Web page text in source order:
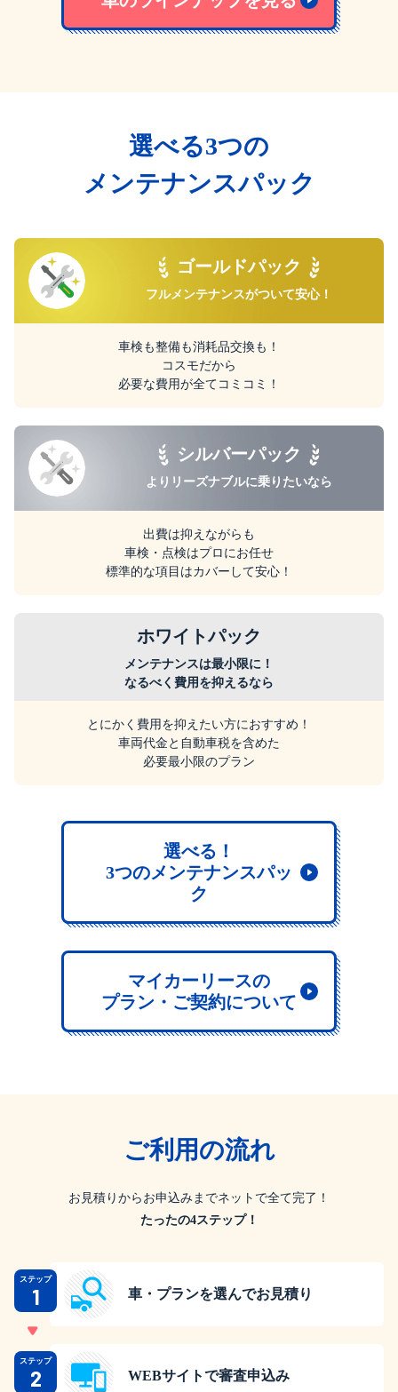
選べる3つの
メンテナンスパック
ゴールドパック
フルメンテナンスがついて安心！
車検も整備も消耗品交換も！
コスモだから
必要な費用が全てコミコミ！
シルバーパック
よりリーズナブルに乗りたいなら
出費は抑えながらも
車検・点検はプロにお任せ
標準的な項目はカバーして安心！
ホワイトパック
メンテナンスは最小限に！
なるべく費用を抑えるなら
とにかく費用を抑えたい方におすすめ！
車両代金と自動車税を含めた
必要最小限のプラン
選べる！
3つのメンテナンスパッ
ク
マイカーリースの
プラン・ご契約について
ご利用の流れ
お見積りからお申込みまでネットで全て完了！
たったの4ステップ！
ステップ
1 車・プランを選んでお見積り
ステップ
2 WEBサイトで審査申込み